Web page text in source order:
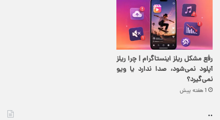
رفع مشکل ریلز اینستاگرام | چرا ریلز
آپلود نمی‌شود، صدا ندارد یا ویو
نمی‌گیرد؟
1 هفته پیش
..